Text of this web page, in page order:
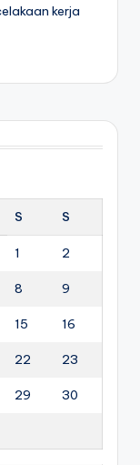
kerja
S S
1 2
8 9
15 16
22 23
29 30